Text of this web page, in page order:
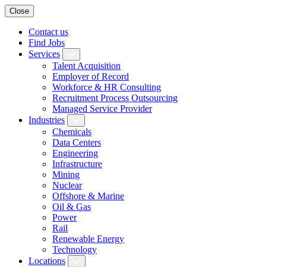
Close
Contact us
Find Jobs
Services
Talent Acquisition
Employer of Record
Workforce & HR Consulting
Recruitment Process Outsourcing
Managed Service Provider
Industries
Chemicals
Data Centers
Engineering
Infrastructure
Mining
Nuclear
Offshore & Marine
Oil & Gas
Power
Rail
Renewable Energy
Technology
Locations